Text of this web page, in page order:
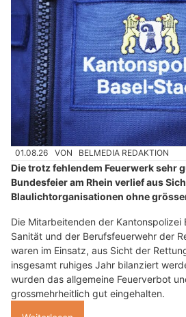
01.08.26 VON BELMEDIA REDAKTION
Die trotz fehlendem Feuerwerk sehr
Bundesfeier am Rhein verlief aus
Blaulichtorganisationen ohne
Die Mitarbeitenden der Kantonspolizei
Sanität und der Berufsfeuerwehr der
waren im Einsatz, aus Sicht der
insgesamt ruhiges Jahr bilanziert
wurden das allgemeine Feuerverbot
grossmehrheitlich gut eingehalten.